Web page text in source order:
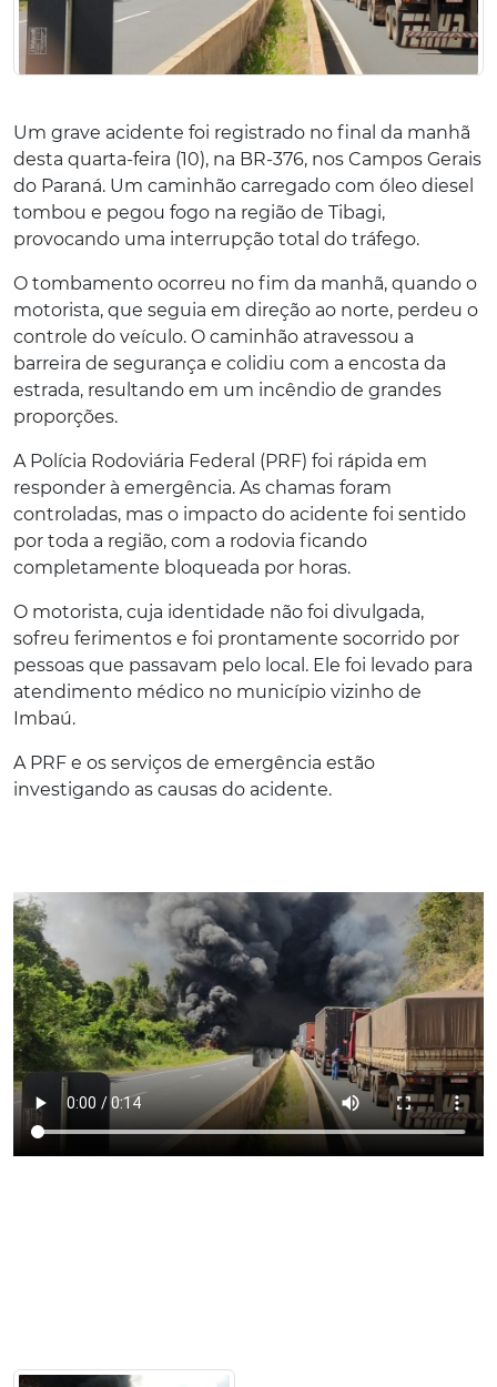
Um grave acidente foi registrado no final da manhã
desta quarta-feira (10), na BR-376, nos Campos Gerais
do Paraná. Um caminhão carregado com óleo diesel
tombou e pegou fogo na região de Tibagi,
provocando uma interrupção total do tráfego.
O tombamento ocorreu no fim da manhã, quando o
motorista, que seguia em direção ao norte, perdeu o
controle do veículo. O caminhão atravessou a
barreira de segurança e colidiu com a encosta da
estrada, resultando em um incêndio de grandes
proporções.
A Polícia Rodoviária Federal (PRF) foi rápida em
responder à emergência. As chamas foram
controladas, mas o impacto do acidente foi sentido
por toda a região, com a rodovia ficando
completamente bloqueada por horas.
O motorista, cuja identidade não foi divulgada,
sofreu ferimentos e foi prontamente socorrido por
pessoas que passavam pelo local. Ele foi levado para
atendimento médico no município vizinho de
Imbaú.
A PRF e os serviços de emergência estão
investigando as causas do acidente.